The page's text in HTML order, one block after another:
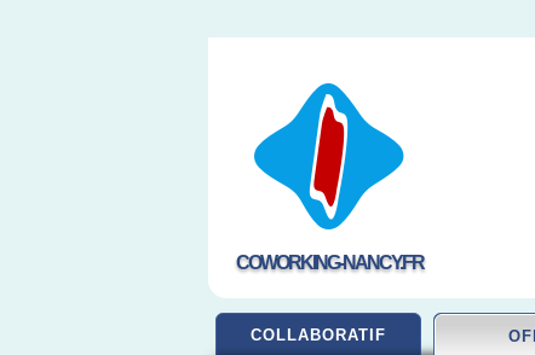
COWORKING-NANCY.FR
COLLABORATIF